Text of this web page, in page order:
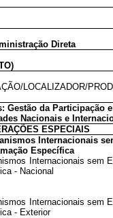
Direta
LOCALIZADOR/
Gestão da Participação
Nacionais e
ESPECIAIS
Internacionais
Específica
Internacionais sem
- Nacional
Internacionais sem
- Exterior